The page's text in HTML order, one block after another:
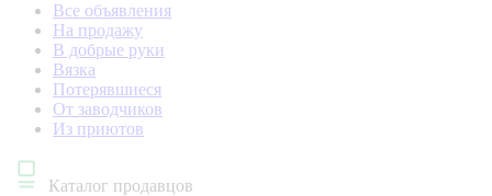
Все объявления
На продажу
В добрые руки
Вязка
Потерявшиеся
От заводчиков
Из приютов
Каталог продавцов